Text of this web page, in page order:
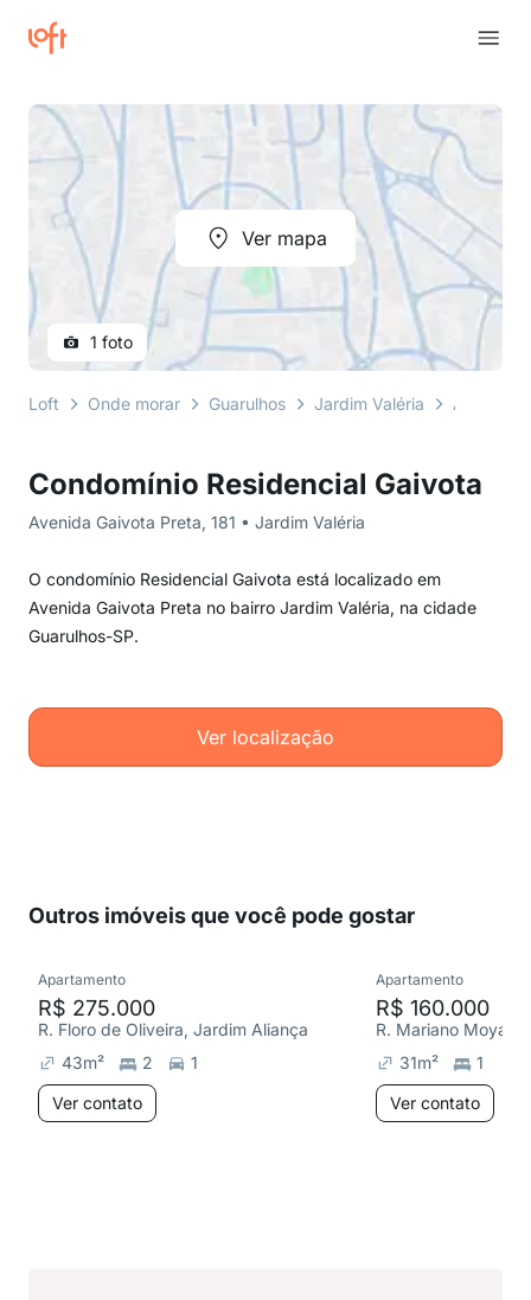
Condomínio Residencial Gaivota
Avenida Gaivota Preta, 181 • Jardim Valéria
O condomínio Residencial Gaivota está localizado em
Avenida Gaivota Preta no bairro Jardim Valéria, na cidade
Guarulhos-SP.
Ver localização
Ver mapa
1 foto
Loft Onde morar Guarulhos Jardim Valéria Avenida
Outros imóveis que você pode gostar
Apartamento
R$ 275.000
R. Floro de Oliveira, Jardim Aliança
43m² 2
1
Ver contato
Apartamento
R$ 160.000
31m²
1
Ver contato